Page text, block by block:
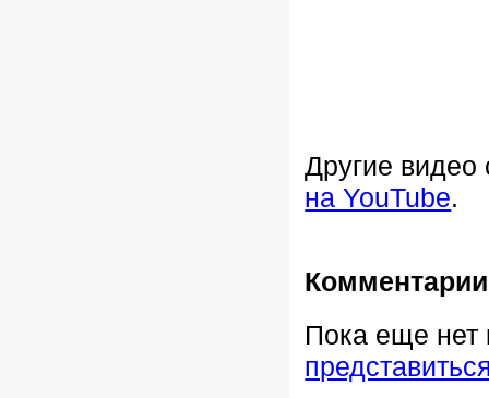
Другие
на YouTube.
Комментарии
Пока еще нет